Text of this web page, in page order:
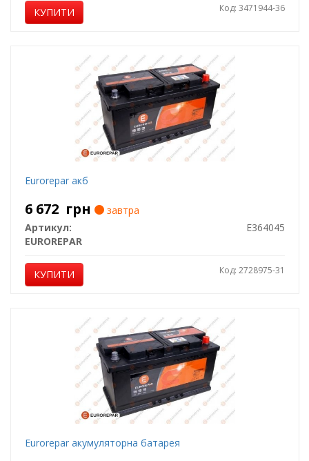
КУПИТИ Код: 3471944-36
Eurorepar акб
6 672 грн
завтра
Артикул:
E364045
EUROREPAR
КУПИТИ Код: 2728975-31
Eurorepar акумуляторна батарея